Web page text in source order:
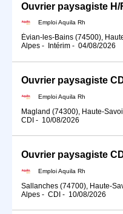
Ouvrier paysagiste H/
Emploi Aquila Rh
Évian-les-Bains (74500),
Alpes - Intérim - 04/08/2026
Ouvrier paysagiste
Emploi Aquila Rh
Magland (74300), Haute-
CDI - 10/08/2026
Ouvrier paysagiste
Emploi Aquila Rh
Sallanches (74700), Haute-
Alpes - CDI - 10/08/2026